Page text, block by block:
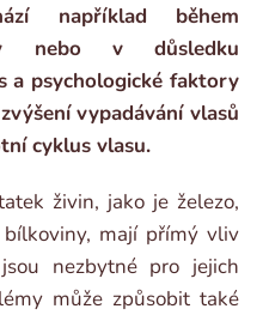
například během
nebo v důsledku
a psychologické faktory
vypadávání vlasů
cyklus vlasu.
živin, jako je železo,
mají přímý vliv
nezbytné pro jejich
může způsobit také